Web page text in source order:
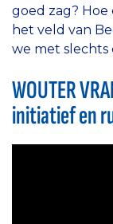
goed zag?
het veld van
we met
WOUTER
initiatief en